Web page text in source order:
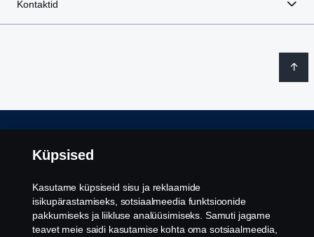
Kontaktid
Küpsised
Küpsised
Kasutame küpsiseid sisu ja reklaamide
isikupärastamiseks, sotsiaalmeedia funktsioonide
pakkumiseks ja liikluse analüüsimiseks. Samuti jagame
teavet meie saidi kasutamise kohta oma sotsiaalmeedia,